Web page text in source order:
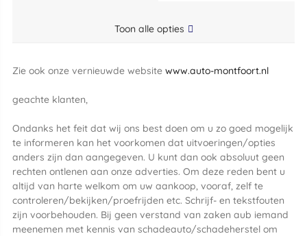
Toon alle opties
Zie ook onze vernieuwde website www.auto-montfoort.nl
geachte klanten,
Ondanks het feit dat wij ons best doen om u zo goed mogelijk
te informeren kan het voorkomen dat uitvoeringen/opties
anders zijn dan aangegeven. U kunt dan ook absoluut geen
rechten ontlenen aan onze adverties. Om deze reden bent u
altijd van harte welkom om uw aankoop, vooraf, zelf te
controleren/bekijken/proefrijden etc. Schrijf- en tekstfouten
zijn voorbehouden. Bij geen verstand van zaken aub iemand
meenemen met kennis van schadeauto/schadeherstel om